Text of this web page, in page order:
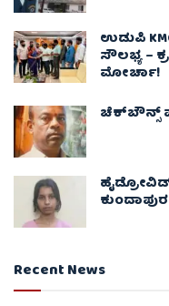
ಉಡುಪಿ
ಸೌಲಭ್ಯ –
ಮೋರ್ಚಾ!
ಚೆಕ್​ಬೌನ್ಸ್​
ಹೈಡ್ರೋವಿಡ್
Recent News